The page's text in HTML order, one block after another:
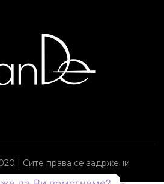
| Сите права се задржени